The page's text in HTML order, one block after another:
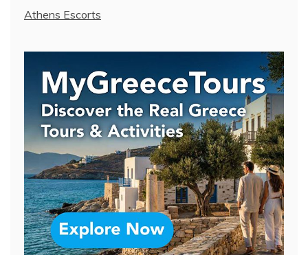
Athens Escorts